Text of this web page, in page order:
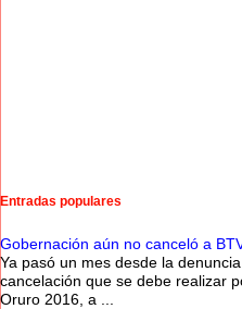
Entradas populares
Gobernación aún no canceló a
Ya pasó un mes desde la
cancelación que se debe realizar
Oruro 2016, a ...